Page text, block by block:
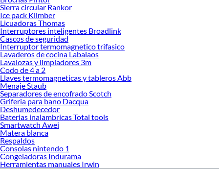
Sierra circular Rankor
Ice pack Klimber
Licuadoras Thomas
Interruptores inteligentes Broadlink
Cascos de seguridad
Interruptor termomagnetico trifasico
Lavaderos de cocina Labalaos
Lavalozas y limpiadores 3m
Codo de 4 a 2
Llaves termomagneticas y tableros Abb
Menaje Staub
Separadores de encofrado Scotch
Griferia para bano Dacqua
Deshumedecedor
Baterias inalambricas Total tools
Smartwatch Awei
Matera blanca
Respaldos
Consolas nintendo 1
Congeladoras Indurama
Herramientas manuales Irwin